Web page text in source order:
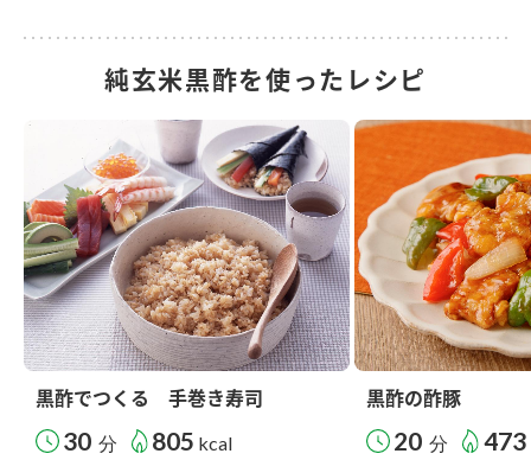
純玄米黒酢を使ったレシピ
黒酢でつくる 手巻き寿司
30 分 805 kcal
黒酢の酢豚
20 分 473